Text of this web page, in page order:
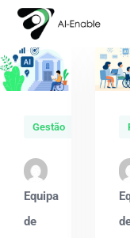
Gestão
Equipa
de